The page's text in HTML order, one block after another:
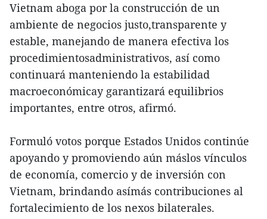
Vietnam aboga por la construcción de un
ambiente de negocios justo,transparente y
estable, manejando de manera efectiva los
procedimientosadministrativos, así como
continuará manteniendo la estabilidad
macroeconómicay garantizará equilibrios
importantes, entre otros, afirmó.
Formuló votos porque Estados Unidos continúe
apoyando y promoviendo aún máslos vínculos
de economía, comercio y de inversión con
Vietnam, brindando asímás contribuciones al
fortalecimiento de los nexos bilaterales.